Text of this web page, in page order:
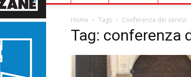
Home Tags Conferenza dei servizi
Tag: conferenza